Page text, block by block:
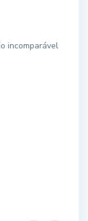
incomparável